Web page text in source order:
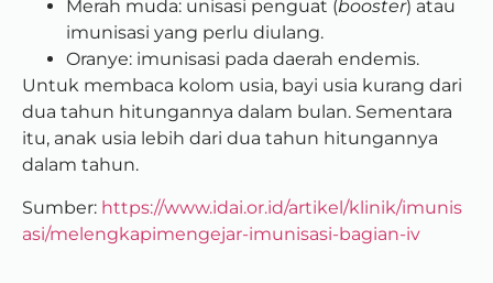
Merah muda: unisasi penguat (booster) atau
imunisasi yang perlu diulang.
Oranye: imunisasi pada daerah endemis.
Untuk membaca kolom usia, bayi usia kurang dari
dua tahun hitungannya dalam bulan. Sementara
itu, anak usia lebih dari dua tahun hitungannya
dalam tahun.
Sumber: https://www.idai.or.id/artikel/klinik/imunis
asi/melengkapimengejar-imunisasi-bagian-iv